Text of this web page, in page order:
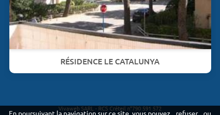
RÉSIDENCE LE CATALUNYA
Vivaweb SARL - RCS Créteil n°790 591 572
En poursuivant la navigation sur ce site, vous pouvez refuser ou